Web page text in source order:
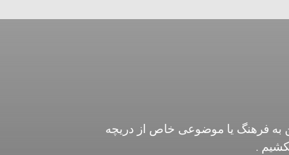
به فرهنگ یا موضوعی خاص از دریچه
.